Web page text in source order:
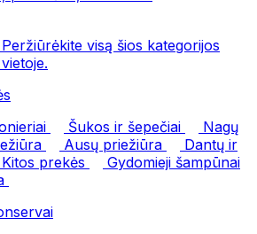
Peržiūrėkite visą šios kategorijos
Šukos ir šepečiai
Nagų
Ausų priežiūra
Dantų ir
Kitos prekės
Gydomieji šampūnai